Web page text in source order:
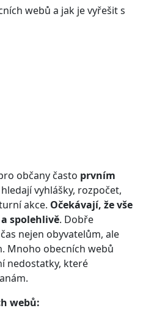
občany často prvním
vyhlášky, rozpočet,
akce. Očekávají, že vše
spolehlivě. Dobře
nejen obyvatelům, ale
Mnoho obecních webů
nedostatky, které
webů: